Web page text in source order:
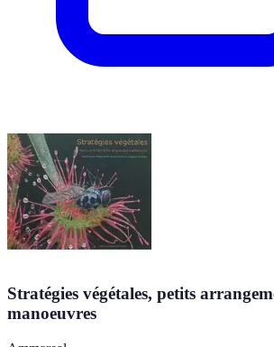
Stratégies végétales, petits
manoeuvres